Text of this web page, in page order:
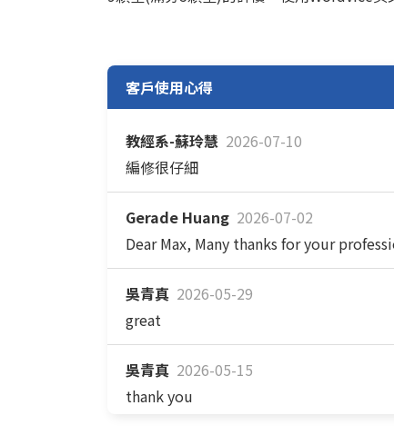
客戶使用心得
教經系-蘇玲慧 2026-07-10
編修很仔細
Gerade Huang 2026-07-02
Dear Max, Many thanks for your
吳青真 2026-05-29
great
吳青真 2026-05-15
thank you